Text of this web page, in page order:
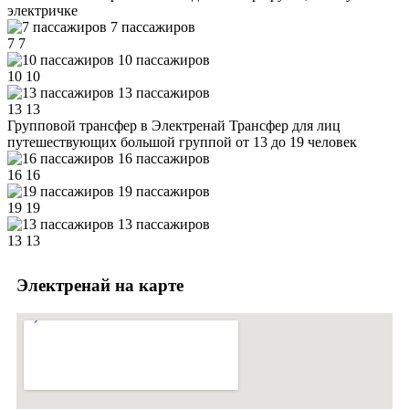
электричке
7 пассажиров
7 7
10 пассажиров
10 10
13 пассажиров
13 13
Групповой трансфер в Электренай Трансфер для лиц
путешествующих большой группой от 13 до 19 человек
16 пассажиров
16 16
19 пассажиров
19 19
13 пассажиров
13 13
Электренай на карте